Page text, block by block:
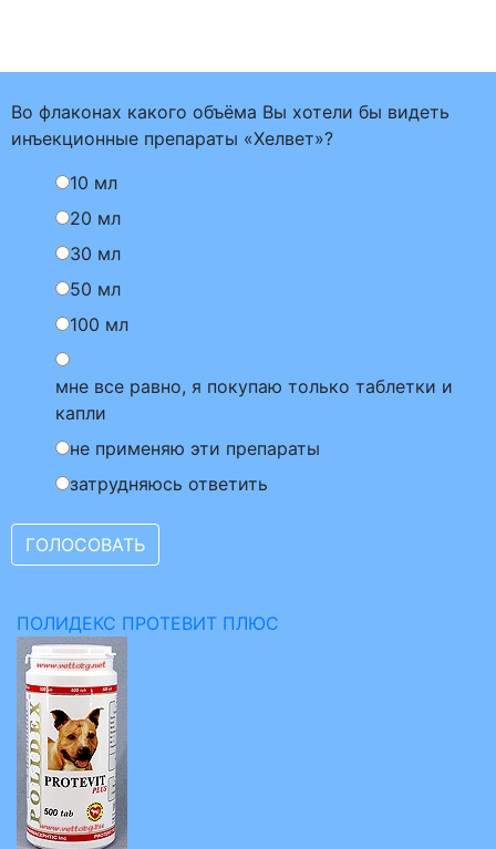
Во флаконах какого объёма Вы хотели бы видеть
инъекционные препараты «Хелвет»?
10 мл
20 мл
30 мл
50 мл
100 мл
мне все равно, я покупаю только таблетки и
капли
не применяю эти препараты
затрудняюсь ответить
ПОЛИДЕКС ПРОТЕВИТ ПЛЮС